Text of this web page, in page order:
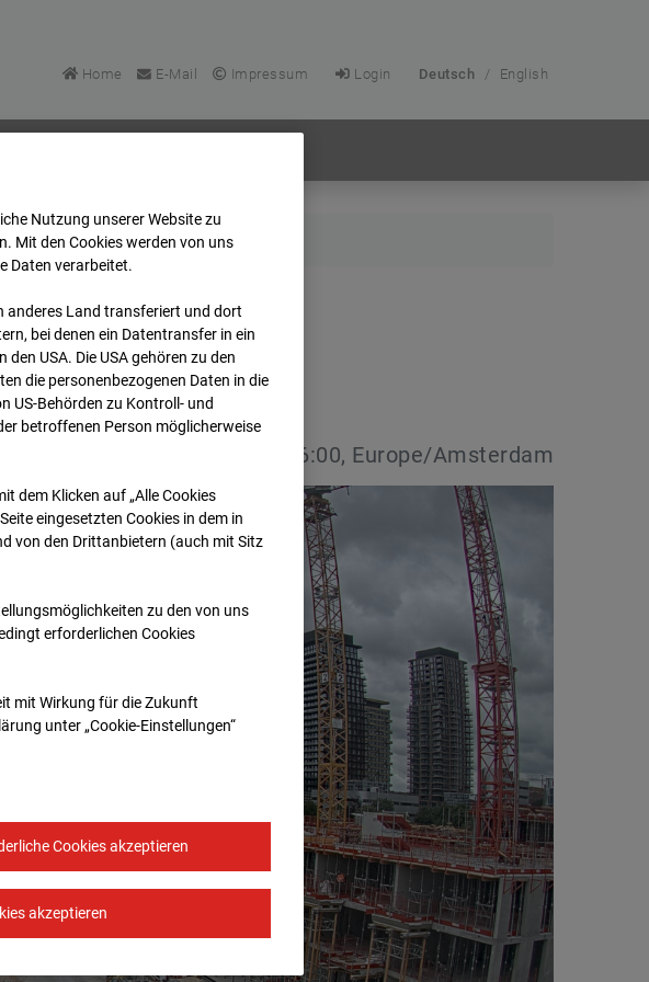
Home E-Mail Impressum Login Deutsch / English
08 16:00
08.07.2026 16:00, Europe/Amsterdam
Nutzung unserer Website zu
Mit den Cookies werden von uns
Daten verarbeitet.
anderes Land transferiert und dort
bei denen ein Datentransfer in ein
USA. Die USA gehören zu den
die personenbezogenen Daten in die
US-Behörden zu Kontroll- und
betroffenen Person möglicherweise
dem Klicken auf „Alle Cookies
eingesetzten Cookies in dem in
von den Drittanbietern (auch mit Sitz
zu den von uns
erforderlichen Cookies
mit Wirkung für die Zukunft
unter „Cookie-Einstellungen“
Cookies akzeptieren
akzeptieren